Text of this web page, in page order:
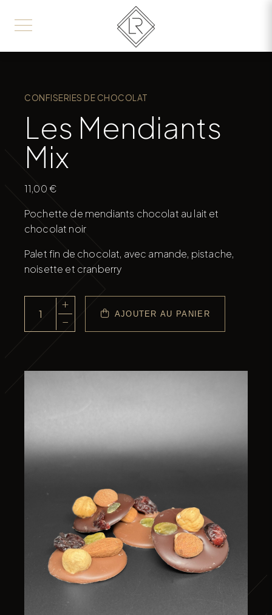
CONFISERIES DE CHOCOLAT
Les Mendiants
Mix
11,00€
Pochette de mendiants chocolat au lait et
chocolat noir
Palet fin de chocolat, avec amande, pistache,
noisette et cranberry
quantité
de
Mix
+
−
AJOUTER AU PANIER